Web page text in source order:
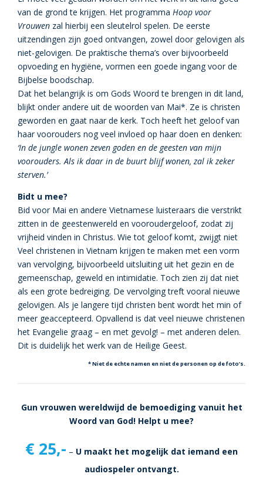
van de grond te krijgen. Het programma Hoop voor
Vrouwen zal hierbij een sleutelrol spelen. De eerste
uitzendingen zijn goed ontvangen, zowel door gelovigen als
niet-gelovigen. De praktische thema’s over bijvoorbeeld
opvoeding en hygiëne, vormen een goede ingang voor de
Bijbelse boodschap.
Dat het belangrijk is om Gods Woord te brengen in dit land,
blijkt onder andere uit de woorden van Mai*. Ze is christen
geworden en gaat naar de kerk. Toch heeft het geloof van
haar voorouders nog veel invloed op haar doen en denken:
‘In de jungle wonen zeven goden en de geesten van mijn
voorouders. Als ik daar in de buurt blijf wonen, zal ik zeker
sterven.’
Bidt u mee?
Bid voor Mai en andere Vietnamese luisteraars die verstrikt
zitten in de geestenwereld en vooroudergeloof, zodat zij
vrijheid vinden in Christus. Wie tot geloof komt, zwijgt niet
Veel christenen in Vietnam krijgen te maken met een vorm
van vervolging, bijvoorbeeld uitsluiting uit het gezin en de
gemeenschap, geweld en intimidatie. Toch zien zij dat niet
als een grote bedreiging. De vervolging treft vooral nieuwe
gelovigen. Als je langere tijd christen bent wordt het min of
meer geaccepteerd. Opvallend is dat veel nieuwe christenen
het Evangelie graag – en met gevolg! – met anderen delen.
Dit is duidelijk het werk van de Heilige Geest.
* Niet de echte namen en niet de personen op de foto’s.
Gun vrouwen wereldwijd de bemoediging vanuit het
Woord van God! Helpt u mee?
€ 25,- – U maakt het mogelijk dat iemand een
audiospeler ontvangt.